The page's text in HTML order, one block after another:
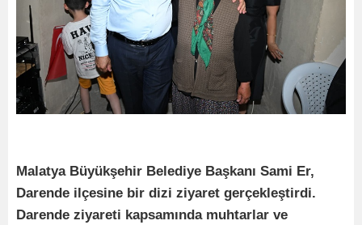
Malatya Büyükşehir Belediye Başkanı Sami Er,
Darende ilçesine bir dizi ziyaret gerçekleştirdi.
Darende ziyareti kapsamında muhtarlar ve